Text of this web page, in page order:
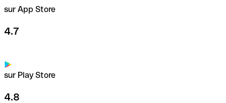
sur App Store
4.7
sur Play Store
4.8